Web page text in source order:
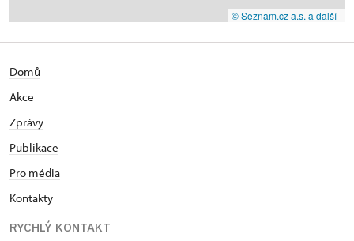
© Seznam.cz a.s. a další
Domů
Akce
Zprávy
Publikace
Pro média
Kontakty
RYCHLÝ KONTAKT